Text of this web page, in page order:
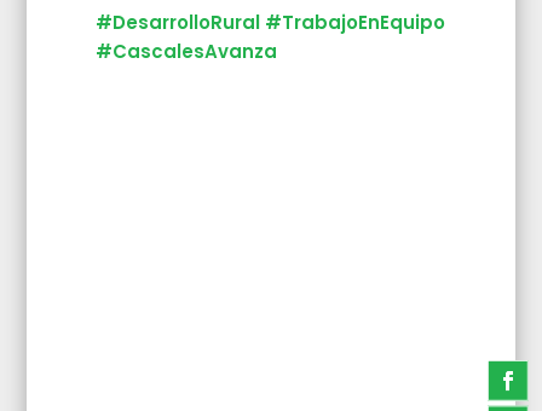
#DesarrolloRural #TrabajoEnEquipo
#CascalesAvanza